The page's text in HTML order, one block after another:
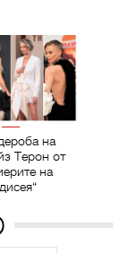
на
Терон от
на